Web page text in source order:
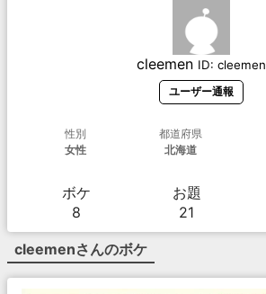
cleemen ID: cleemen
ユーザー通報
性別
女性
都道府県
北海道
ボケ
8
お題
21
cleemenさんのボケ